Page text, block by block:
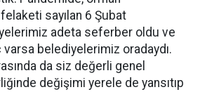
felaketi sayılan 6 Şubat
adeta seferber oldu ve
belediyelerimiz oradaydı.
da siz değerli genel
değişimi yerele de yansıtıp